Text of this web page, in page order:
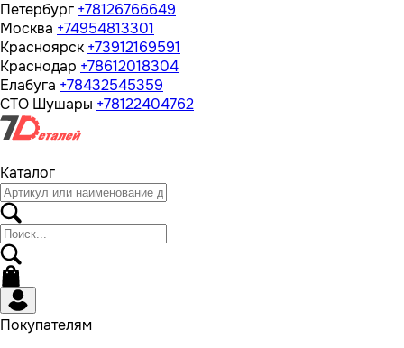
Петербург +78126766649
Москва +74954813301
Красноярск +73912169591
Краснодар +78612018304
Елабуга +78432545359
СТО Шушары +78122404762
Каталог
Покупателям